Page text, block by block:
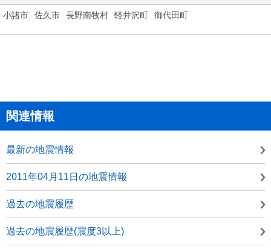
小諸市 佐久市 長野南牧村 軽井沢町 御代田町
関連情報
最新の地震情報
2011年04月11日の地震情報
過去の地震履歴
過去の地震履歴(震度3以上)